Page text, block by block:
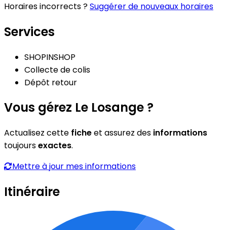
Horaires incorrects ?Suggérer de nouveaux horaires
Services
SHOPINSHOP
Collecte de colis
Dépôt retour
Vous gérez Le Losange ?
Actualisez cette ficheet assurez des informations
toujoursexactes.
Mettre à jour mes informations
Itinéraire